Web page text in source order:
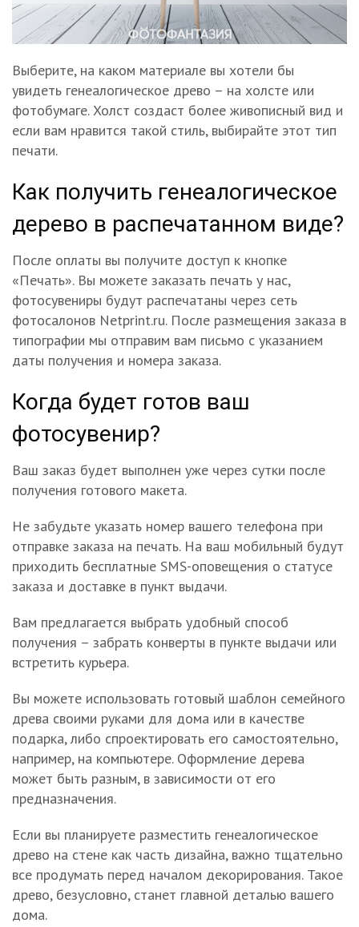
Выберите, на каком материале вы хотели бы
увидеть генеалогическое древо – на холсте или
фотобумаге. Холст создаст более живописный вид и
если вам нравится такой стиль, выбирайте этот тип
печати.
Как получить генеалогическое
дерево в распечатанном виде?
После оплаты вы получите доступ к кнопке
«Печать». Вы можете заказать печать у нас,
фотосувениры будут распечатаны через сеть
фотосалонов Netprint.ru. После размещения заказа в
типографии мы отправим вам письмо с указанием
даты получения и номера заказа.
Когда будет готов ваш
фотосувенир?
Ваш заказ будет выполнен уже через сутки после
получения готового макета.
Не забудьте указать номер вашего телефона при
отправке заказа на печать. На ваш мобильный будут
приходить бесплатные SMS-оповещения о статусе
заказа и доставке в пункт выдачи.
Вам предлагается выбрать удобный способ
получения – забрать конверты в пункте выдачи или
встретить курьера.
Вы можете использовать готовый шаблон семейного
древа своими руками для дома или в качестве
подарка, либо спроектировать его самостоятельно,
например, на компьютере. Оформление дерева
может быть разным, в зависимости от его
предназначения.
Если вы планируете разместить генеалогическое
древо на стене как часть дизайна, важно тщательно
все продумать перед началом декорирования. Такое
древо, безусловно, станет главной деталью вашего
дома.